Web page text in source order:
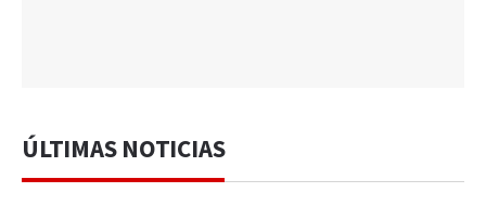
ÚLTIMAS NOTICIAS